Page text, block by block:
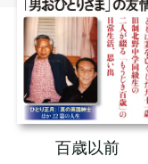
百歳以前